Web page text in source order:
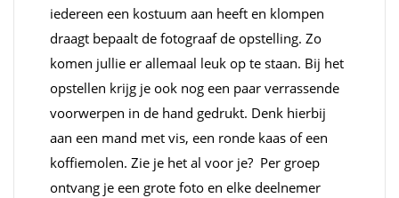
iedereen een kostuum aan heeft en klompen
draagt bepaalt de fotograaf de opstelling. Zo
komen jullie er allemaal leuk op te staan. Bij het
opstellen krijg je ook nog een paar verrassende
voorwerpen in de hand gedrukt. Denk hierbij
aan een mand met vis, een ronde kaas of een
koffiemolen. Zie je het al voor je? Per groep
ontvang je een grote foto en elke deelnemer